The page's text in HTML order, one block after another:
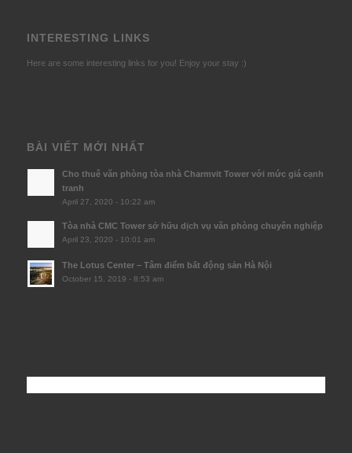
INTERESTING LINKS
Here are some interesting links for you! Enjoy your stay :)
BÀI VIẾT MỚI NHẤT
Cho thuê văn phòng tòa nhà Charmvit Tower với mức giá cạnh
tranh
April 27, 2020 - 10:22 am
Tòa nhà CMC Tower sở hữu dịch vụ văn phòng chuyên nghiệp
April 23, 2020 - 10:01 am
The Lotus Center – Tâm điểm bất động sản Hà Nội
October 15, 2019 - 8:53 am